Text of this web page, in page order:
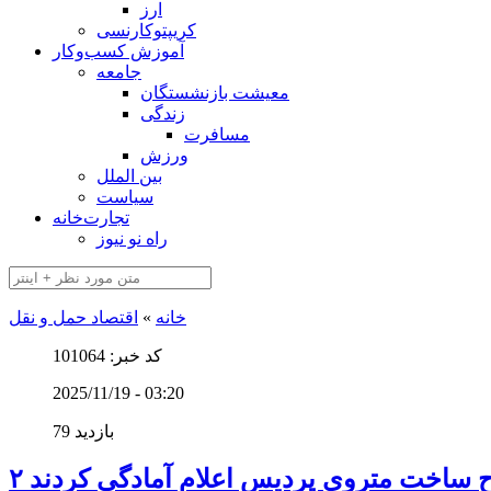
ارز
کریپتوکارنسی
آموزش کسب‌وکار
جامعه
معیشت بازنشستگان
زندگی
مسافرت
ورزش
بین الملل
سیاست
تجارت‌خانه
راه نو نیوز
خانه » اقتصاد حمل و نقل
کد خبر: 101064
2025/11/19 - 03:20
79 بازدید
ساخت متروی پردیس اعلام آمادگی کردند